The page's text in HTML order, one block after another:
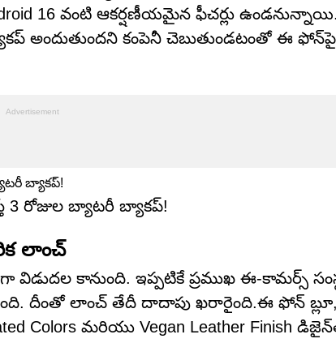
16 వంటి ఆకర్షణీయమైన ఫీచర్లు
అందుతుందని కంపెనీ చెబుతుండటంతో ఈ
3 రోజుల బ్యాటరీ బ్యాకప్!
లాంచ్
కానుంది. ఇప్పటికే ప్రముఖ ఈ-కామర్స్
దీంతో లాంచ్ తేదీ దాదాపు ఖరారైంది.ఈ ఫోన్ బ్లూ,
Colors మరియు Vegan Leather Finish